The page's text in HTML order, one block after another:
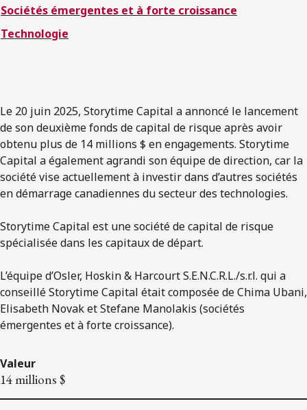
Sociétés émergentes et à forte croissance
Technologie
Le 20 juin 2025, Storytime Capital a annoncé le lancement
de son deuxième fonds de capital de risque après avoir
obtenu plus de 14 millions $ en engagements. Storytime
Capital a également agrandi son équipe de direction, car la
société vise actuellement à investir dans d’autres sociétés
en démarrage canadiennes du secteur des technologies.
Storytime Capital est une société de capital de risque
spécialisée dans les capitaux de départ.
L’équipe d’Osler, Hoskin & Harcourt S.E.N.C.R.L./s.r.l. qui a
conseillé Storytime Capital était composée de Chima Ubani,
Elisabeth Novak et Stefane Manolakis (sociétés
émergentes et à forte croissance).
Valeur
14 millions $